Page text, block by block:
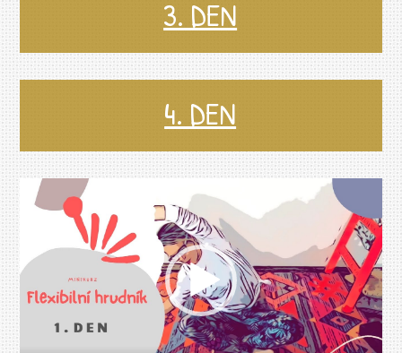
3. DEN
4. DEN
Video
přehrávač